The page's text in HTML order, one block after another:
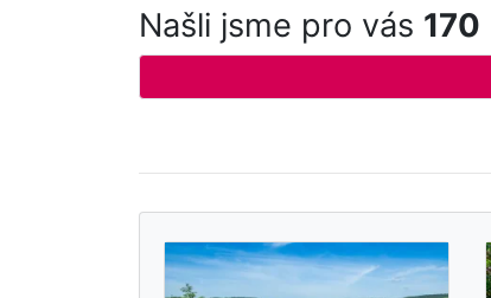
Našli jsme pro vás 170